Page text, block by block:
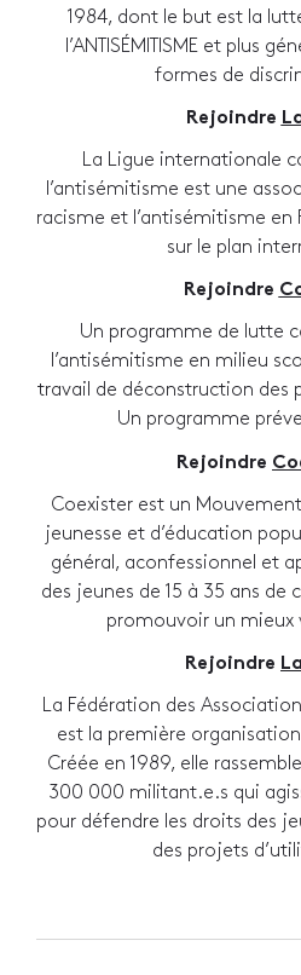
1984, dont le but est la
l’ANTISÉMITISME et plus
formes de
Rejoindre
La Ligue internationale
l’antisémitisme est une
racisme et l’antisémitisme en
sur le plan
Rejoindre
Un programme de lutte
l’antisémitisme en milieu
travail de déconstruction des
Un programme
Rejoindre
Coexister est un
jeunesse et d’éducation
général, aconfessionnel et
des jeunes de 15 à 35 ans de
promouvoir un mieux
Rejoindre
La Fédération des
est la première
Créée en 1989, elle
300 000 militant.e.s qui
pour défendre les droits des
des projets